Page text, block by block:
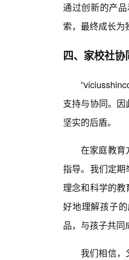
通过创新的产
索，最终成长
四、家校社
支持与协同。
坚实的后盾。
在家庭教育
指导。我们定
理念和科学的
好地理解孩子
品，与孩子共同
我们相信，